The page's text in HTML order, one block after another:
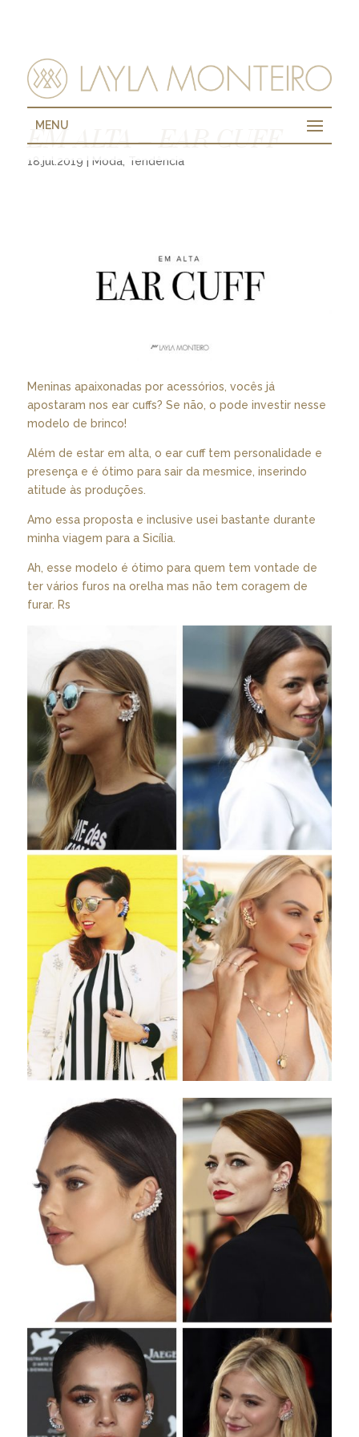
MENU
EM ALTA – EAR CUFF
18.jul.2019 | Moda, Tendência
Meninas apaixonadas por acessórios, vocês já
apostaram nos ear cuffs? Se não, o pode investir nesse
modelo de brinco!
Além de estar em alta, o ear cuff tem personalidade e
presença e é ótimo para sair da mesmice, inserindo
atitude às produções.
Amo essa proposta e inclusive usei bastante durante
minha viagem para a Sicília.
Ah, esse modelo é ótimo para quem tem vontade de
ter vários furos na orelha mas não tem coragem de
furar. Rs